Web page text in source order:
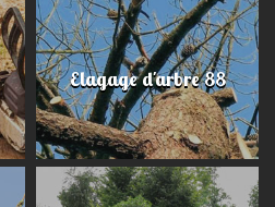
Elagage d'arbre 88